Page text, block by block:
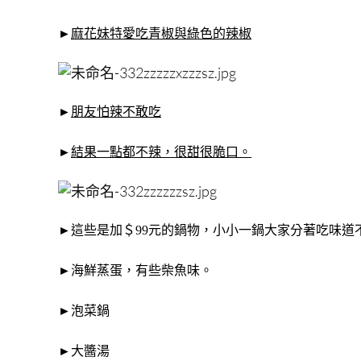
► 麻花妹特愛吃青椒與綠色的辣椒
► 朋友怕辣不敢吃
►結果一點都不辣，很甜很脆口。
►這些是加＄99元的鍋物，小小一鍋大家分著吃味道
►海鮮蒸蛋，有些柴魚味。
►泡菜鍋
►大醬湯